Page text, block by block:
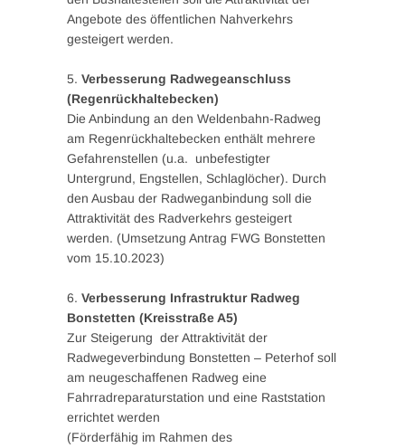
Angebote des öffentlichen Nahverkehrs
gesteigert werden.
5. Verbesserung Radwegeanschluss
(Regenrückhaltebecken)
Die Anbindung an den Weldenbahn-Radweg
am Regenrückhaltebecken enthält mehrere
Gefahrenstellen (u.a. unbefestigter
Untergrund, Engstellen, Schlaglöcher). Durch
den Ausbau der Radweganbindung soll die
Attraktivität des Radverkehrs gesteigert
werden. (Umsetzung Antrag FWG Bonstetten
vom 15.10.2023)
6. Verbesserung Infrastruktur Radweg
Bonstetten (Kreisstraße A5)
Zur Steigerung der Attraktivität der
Radwegeverbindung Bonstetten – Peterhof soll
am neugeschaffenen Radweg eine
Fahrradreparaturstation und eine Raststation
errichtet werden
(Förderfähig im Rahmen des